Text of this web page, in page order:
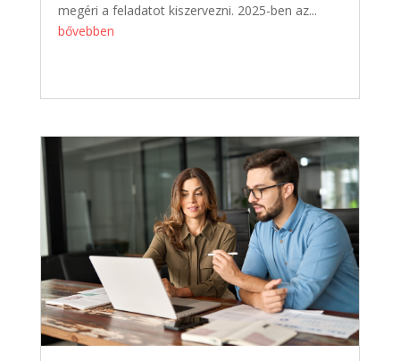
megéri a feladatot kiszervezni. 2025-ben az...
bővebben